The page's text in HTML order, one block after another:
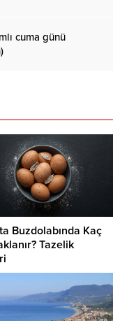
cuma günü
Buzdolabında Kaç
Tazelik